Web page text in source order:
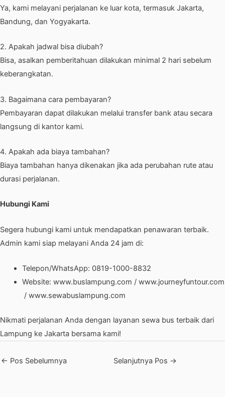
Ya, kami melayani perjalanan ke luar kota, termasuk Jakarta,
Bandung, dan Yogyakarta.
2. Apakah jadwal bisa diubah?
Bisa, asalkan pemberitahuan dilakukan minimal 2 hari sebelum
keberangkatan.
3. Bagaimana cara pembayaran?
Pembayaran dapat dilakukan melalui transfer bank atau secara
langsung di kantor kami.
4. Apakah ada biaya tambahan?
Biaya tambahan hanya dikenakan jika ada perubahan rute atau
durasi perjalanan.
Hubungi Kami
Segera hubungi kami untuk mendapatkan penawaran terbaik.
Admin kami siap melayani Anda 24 jam di:
Telepon/WhatsApp: 0819-1000-8832
Website: www.buslampung.com / www.journeyfuntour.com
/ www.sewabuslampung.com
Nikmati perjalanan Anda dengan layanan sewa bus terbaik dari
Lampung ke Jakarta bersama kami!
← Pos Sebelumnya Selanjutnya Pos →